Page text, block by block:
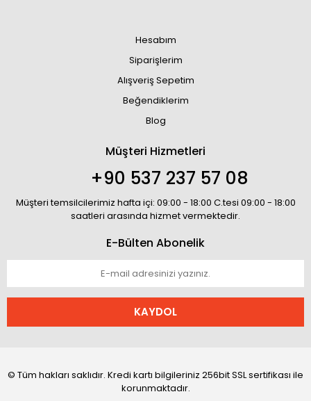
Hesabım
Siparişlerim
Alışveriş Sepetim
Beğendiklerim
Blog
Müşteri Hizmetleri
+90 537 237 57 08
Müşteri temsilcilerimiz hafta içi: 09:00 - 18:00 C.tesi 09:00 - 18:00
saatleri arasında hizmet vermektedir.
E-Bülten Abonelik
KAYDOL
© Tüm hakları saklıdır. Kredi kartı bilgileriniz 256bit SSL sertifikası ile
korunmaktadır.